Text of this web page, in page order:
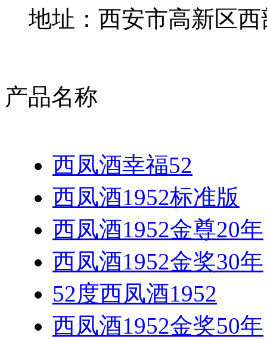
地址：西安市高新区西
产品名称
西凤酒幸福52
西凤酒1952标准版
西凤酒1952金尊20年
西凤酒1952金奖30年
52度西凤酒1952
西凤酒1952金奖50年